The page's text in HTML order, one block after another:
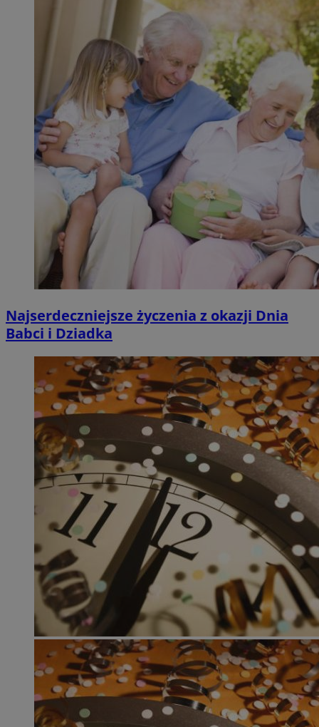
Najserdeczniejsze życzenia z okazji Dnia
Babci i Dziadka